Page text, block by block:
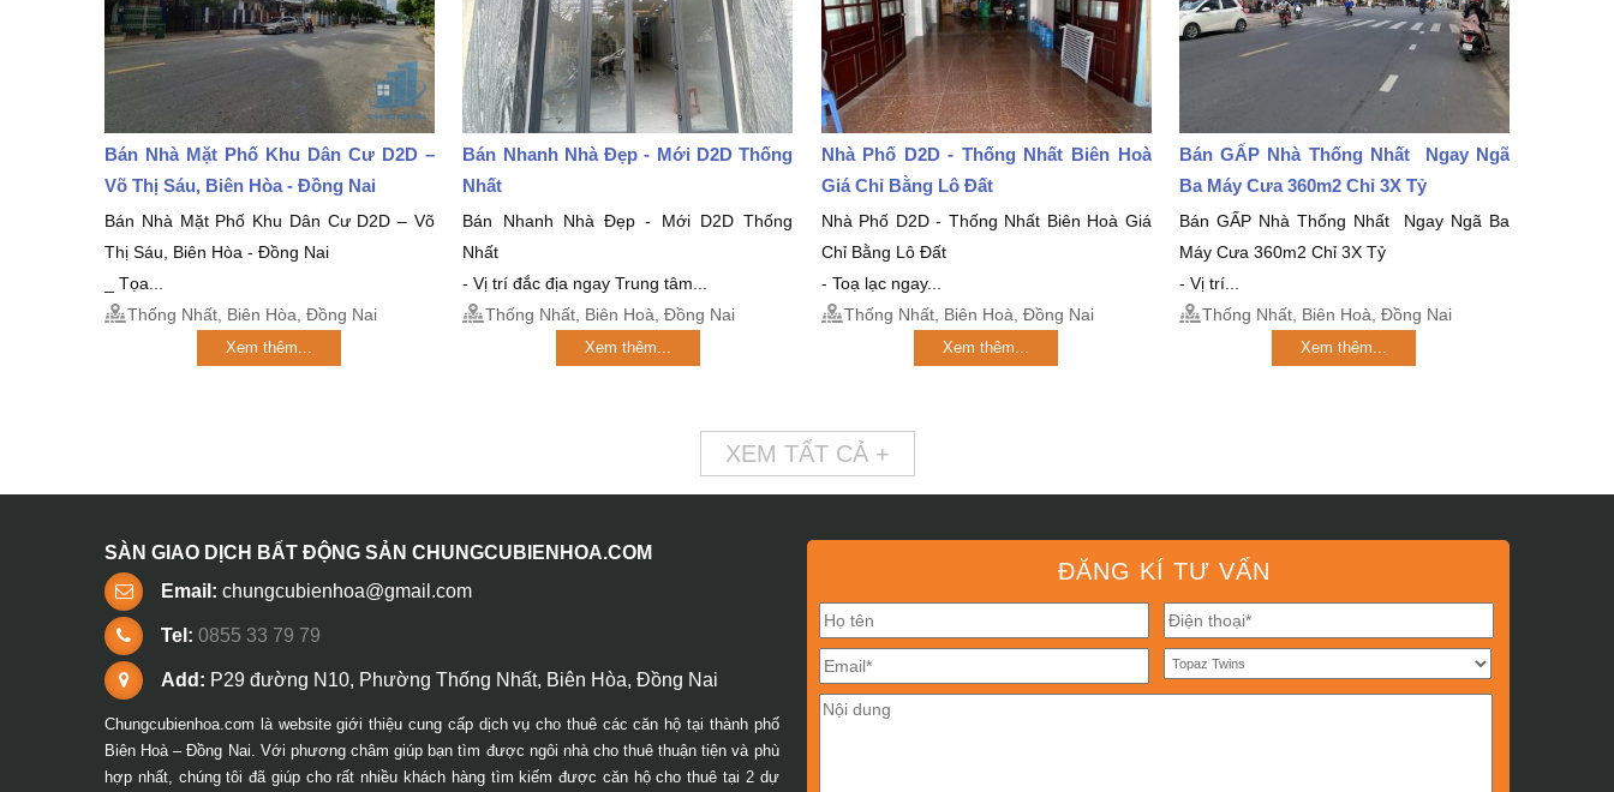
Bán Nhà Mặt Phố Khu Dân Cư D2D –
Võ Thị Sáu, Biên Hòa - Đồng Nai
Bán Nhà Mặt Phố Khu Dân Cư D2D – Võ
Thị Sáu, Biên Hòa - Đồng Nai
_ Tọa...
Thống Nhất, Biên Hòa, Đồng Nai
Xem thêm...
Bán Nhanh Nhà Đẹp - Mới D2D Thống
Nhất
Bán Nhanh Nhà Đẹp - Mới D2D Thống
Nhất
- Vị trí đắc địa ngay Trung tâm...
Thống Nhất, Biên Hoà, Đồng Nai
Xem thêm...
Nhà Phố D2D - Thống Nhất Biên Hoà
Giá Chỉ Bằng Lô Đất
Nhà Phố D2D - Thống Nhất Biên Hoà Giá
Chỉ Bằng Lô Đất
- Toạ lạc ngay...
Thống Nhất, Biên Hoà, Đồng Nai
Xem thêm...
Bán GẤP Nhà Thống Nhất Ngay Ngã
Ba Máy Cưa 360m2 Chỉ 3X Tỷ
Bán GẤP Nhà Thống Nhất Ngay Ngã Ba
Máy Cưa 360m2 Chỉ 3X Tỷ
- Vị trí...
Thống Nhất, Biên Hoà, Đồng Nai
Xem thêm...
XEM TẤT CẢ +
ĐĂNG KÍ TƯ VẤN
SÀN GIAO DỊCH BẤT ĐỘNG SẢN CHUNGCUBIENHOA.COM
Email: chungcubienhoa@gmail.com
Tel: 0855 33 79 79
Add: P29 đường N10, Phường Thống Nhất, Biên Hòa, Đồng Nai
Chungcubienhoa.com là website giới thiệu cung cấp dịch vụ cho thuê các căn hộ tại thành phố
Biên Hoà – Đồng Nai. Với phương châm giúp bạn tìm được ngôi nhà cho thuê thuận tiện và phù
hợp nhất, chúng tôi đã giúp cho rất nhiều khách hàng tìm kiếm được căn hộ cho thuê tại 2 dự